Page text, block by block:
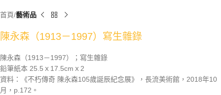
首頁 藝術品
陳永森（1913－1997）寫生雜錄
陳永森（1913－1997）；寫生雜錄
鉛筆紙本 25.5ｘ17.5cmｘ2
資料：《不朽傳奇 陳永森105歲誕辰紀念展》，長流美術館，2018年10
月，p.172。